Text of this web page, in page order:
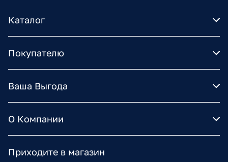
Каталог
Покупателю
Ваша Выгода
О Компании
Приходите в магазин